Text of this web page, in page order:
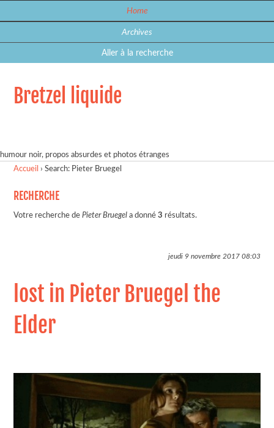
Home
Archives
Aller à la recherche
Bretzel liquide
humour noir, propos absurdes et photos étranges
Accueil ›Search: Pieter Bruegel
RECHERCHE
Votre recherche dePieter Bruegel a donné3 résultats.
jeudi 9 novembre 201708:03
lost in Pieter Bruegel the
Elder